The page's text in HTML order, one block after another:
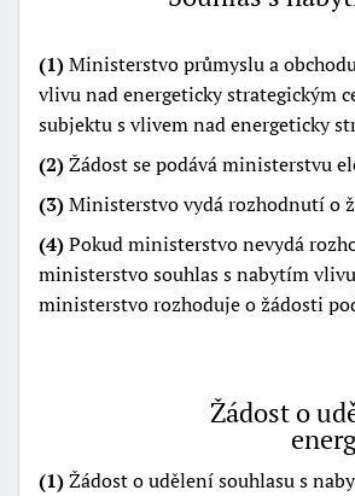
(1)Ministerstvo průmyslu a
vlivu nad energeticky strategickým
subjektu s vlivem nad energeticky
(2)Žádost se podává ministerstvu
(3)Ministerstvo vydá rozhodnutí o
(4)Pokud ministerstvo nevydá
ministerstvo souhlas s nabytím
ministerstvo rozhoduje o žádosti
Žádost o
(1)Žádost o udělení souhlasu s